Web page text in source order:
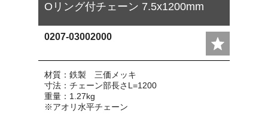
Oリング付チェーン 7.5x1200mm
0207-03002000
材質：鉄製 三価メッキ
寸法：チェーン部長さL=1200
重量：1.27kg
※アオリ水平チェーン